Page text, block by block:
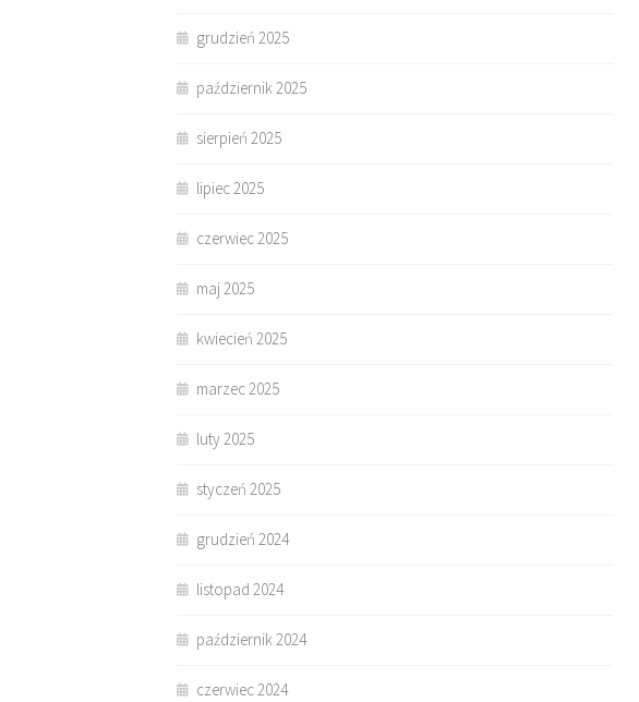
grudzień 2025
październik 2025
sierpień 2025
lipiec 2025
czerwiec 2025
maj 2025
kwiecień 2025
marzec 2025
luty 2025
styczeń 2025
grudzień 2024
listopad 2024
październik 2024
czerwiec 2024